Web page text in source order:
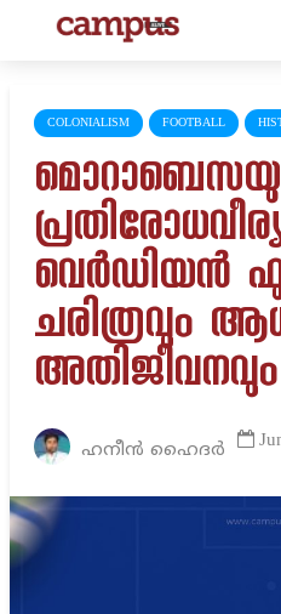
COLONIALISM FOOTBALL
വെർഡിയൻ
ചരിത്രവും
അതിജീവനവും
ഹനീൻ ഹൈദർ